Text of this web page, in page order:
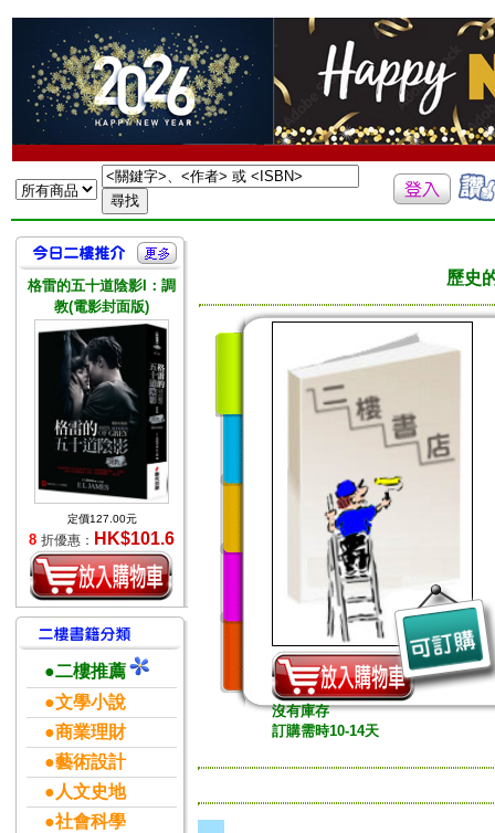
格雷的五十道陰影I：調
教(電影封面版)
定價127.00元
8 折優惠： HK$101.6
●二樓推薦
●文學小說
●商業理財
●藝術設計
●人文史地
●社會科學
歷史
沒有庫存
訂購需時10-14天